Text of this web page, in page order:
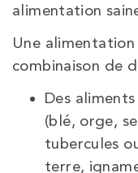
alimentation
Une
combinaison de
Des
(blé, orge,
tubercules
terre,